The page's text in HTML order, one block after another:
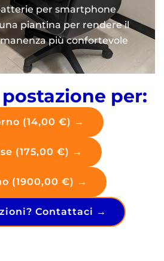
per smartphone
piantina per rendere il
più confortevole
per:
(14,00 €) →
(175,00 €) →
(1900,00 €) →
Contattaci →